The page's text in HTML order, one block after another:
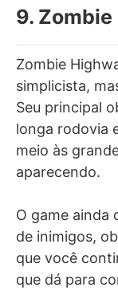
9.
Zombie
simplicista,
Seu principal
longa rodovia
meio às
aparecendo.
O game ainda
de inimigos,
que você
que dá para